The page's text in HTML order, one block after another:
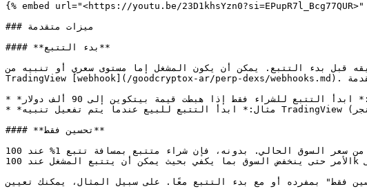
{% embed url="<https://youtu.be/23D1khsYzn0?si=EPupR7l_Bcg77QUR>"
### ميزات متقدمة
#### **بدء التتبع**
قبل بدء التتبع. يمكن أن يكون المشغل إما مستوى سعري أو تنبيه من
TradingView [webhook](/goodcryptox-ar/perp-dexs/webhooks.md). يضيف هذا مرونة لإعدادات متقدمة:
* *مثال:* ابدأ التتبع للشراء فقط إذا هبطت قيمة بيتكوين إلى 90 ألف دولار
* *مثال:* ابدأ التتبع للبيع عندما يتم تفعيل تنبيه TradingView (مثلاً، اختراق أعلى نطاق بولينجر)
#### **تحسين فقط**
يضمن خيار "تحسين فقط" أن سعر دخولك لن يكون أسوأ من سعر السوق الحالي. بدونه، فإن شراء متتبع بمسافة تتبع 1% عند 100k سيتفعل مبدئيًا عند 101k؛ مع تمكين "تحسين فقط"، ينتظر
الأمر حتى ينخفض السوق بما يكفي بحيث يمكن أن يتتبع المشغل عند 100k أو أدنى.
فقط" بمفرده أو مع بدء التتبع معًا. على سبيل المثال، يمكنك تعيين: